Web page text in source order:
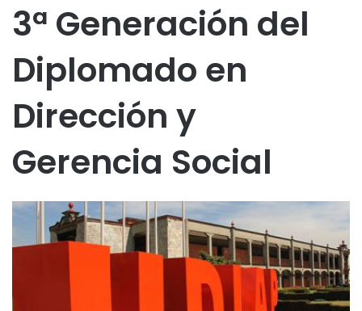
3ª Generación del
Diplomado en
Dirección y
Gerencia Social